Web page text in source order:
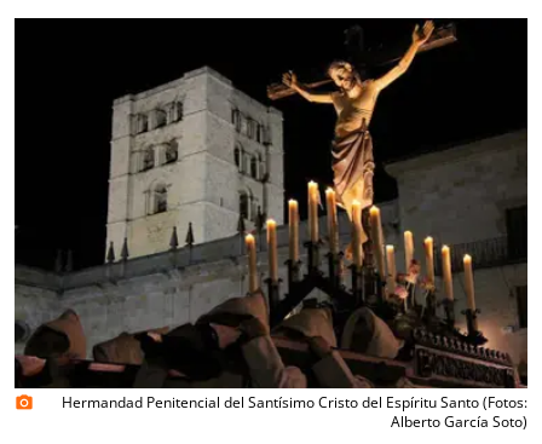
photo_camera
Hermandad Penitencial del Santísimo Cristo del Espíritu Santo (Fotos:
Alberto García Soto)